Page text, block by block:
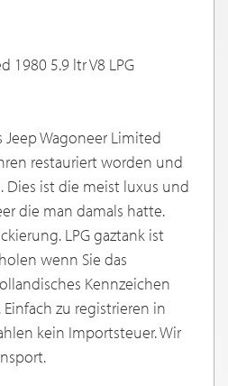
1980 5.9 ltr V8 LPG
Wagoneer Limited
restauriert worden und
Dies ist die meist luxus und
die man damals hatte.
LPG gaztank ist
wenn Sie das
Kennzeichen
zu registrieren in
kein Importsteuer. Wir